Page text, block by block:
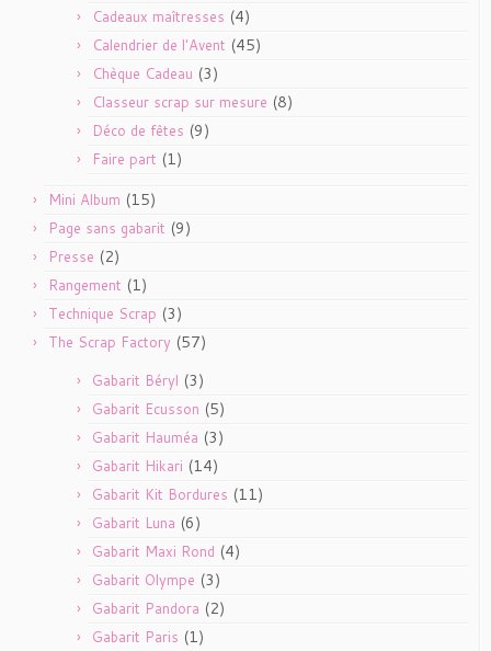
Cadeaux maîtresses (4)
Calendrier de l'Avent (45)
Chèque Cadeau (3)
Classeur scrap sur mesure (8)
Déco de fêtes (9)
Faire part (1)
Mini Album (15)
Page sans gabarit (9)
Presse (2)
Rangement (1)
Technique Scrap (3)
The Scrap Factory (57)
Gabarit Béryl (3)
Gabarit Ecusson (5)
Gabarit Hauméa (3)
Gabarit Hikari (14)
Gabarit Kit Bordures (11)
Gabarit Luna (6)
Gabarit Maxi Rond (4)
Gabarit Olympe (3)
Gabarit Pandora (2)
Gabarit Paris (1)